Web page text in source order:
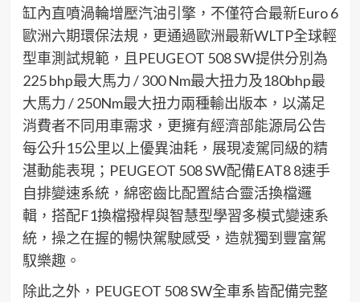
缸內直噴渦輪增壓汽油引擎，不僅符合最新Euro 6
歐洲六期環保法規，更通過歐洲最新WLTP全球輕
型車測試規範，且PEUGEOT 508 SW提供分別為
225 bhp最大馬力 / 300 Nm最大扭力及180bhp最
大馬力 / 250Nm最大扭力兩種輸出版本，以滿足
消費者不同用車需求，更擁有經濟部能源局公告
每公升15公里以上優異油耗，展現凌駕同級的精
湛動能表現；PEUGEOT 508 SW配備EAT8 8速手
自排變速系統，綿密齒比配置結合靈活換檔邏
輯，搭配F1換檔撥桿與智慧型學習多模式變速系
統，操之在握的暢快駕駛感受，造就獨到豐富駕
馭樂趣。
除此之外，PEUGEOT 508 SW全車系皆配備完整